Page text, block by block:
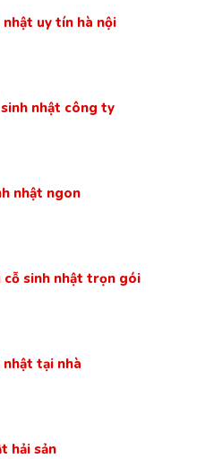
nhật uy tín hà nội
nhật công ty
nhật ngon
cỗ sinh nhật trọn gói
nhật tại nhà
hải sản